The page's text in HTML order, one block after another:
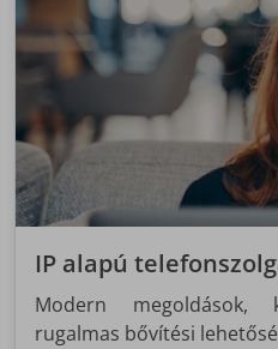
IP alapú
Modern megoldások,
rugalmas bővítési